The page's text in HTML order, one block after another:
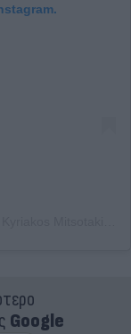
Google